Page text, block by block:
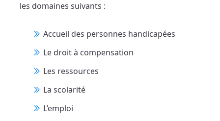
les domaines suivants :
Accueil des personnes handicapées
Le droit à compensation
Les ressources
La scolarité
L’emploi